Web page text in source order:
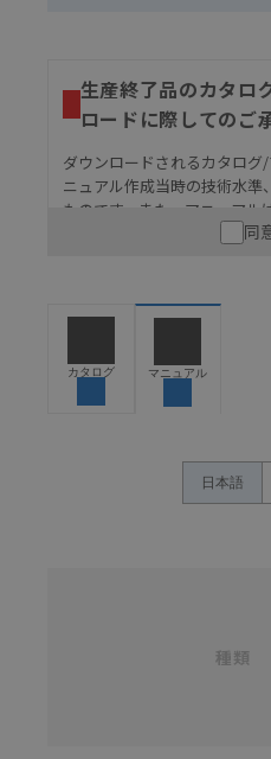
生産終了品のカタロ
ロードに際してのご
ダウンロードされるカタロ
ニュアル作成当時の技術水準
ものです。また、マニュアル
ので、ご使用にあたっての安
うな用途に使用される場
保できるよう設計されて
ン事例は参考用ですので
置の機能や安全性をご確
があります。改めて当サ
同
カタログ マニュアル
日本語
種類